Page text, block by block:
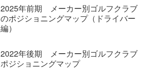
2025年前期 メーカー別ゴルフクラブ
のポジショニングマップ（ドライバー
編）
2022年後期 メーカー別ゴルフクラブ
ポジショニングマップ